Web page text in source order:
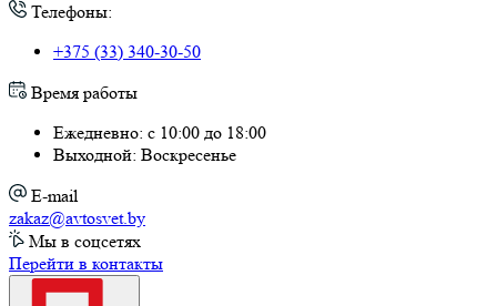
Телефоны:
+375 (33) 340-30-50
Время работы
Ежедневно: с 10:00 до 18:00
Выходной: Воскресенье
E-mail
zakaz@avtosvet.by
Мы в соцсетях
Перейти в контакты